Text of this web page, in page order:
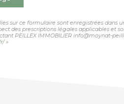
sur ce formulaire sont enregistrées dans
des prescriptions légales applicables et
PEILLEX IMMOBILIER info@moynat-
»